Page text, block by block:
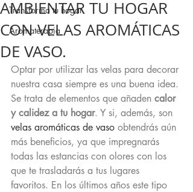
Transforma tu hogar
Aromaterapia
AMBIENTAR TU HOGAR
CON VELAS AROMÁTICAS
DE VASO.
Optar por utilizar las velas para decorar
nuestra casa siempre es una buena idea.
Se trata de elementos que añaden calor
y calidez a tu hogar. Y si, además, son
velas aromáticas de vaso obtendrás aún
más beneficios, ya que impregnarás
todas las estancias con olores con los
que te trasladarás a tus lugares
favoritos. En los últimos años este tipo